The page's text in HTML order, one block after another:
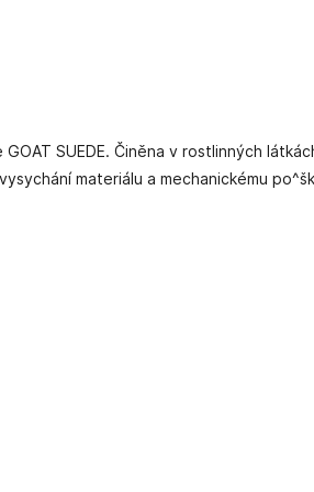
GOAT SUEDE. Činěna v rostlinných
materiálu a mechanickému